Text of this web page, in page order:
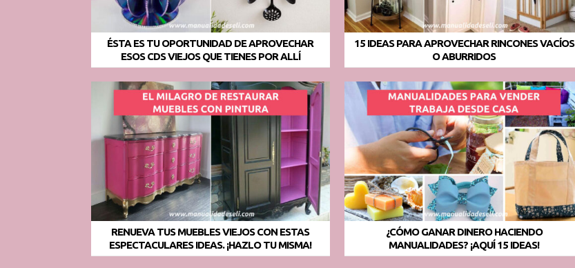
ÉSTA ES TU OPORTUNIDAD DE APROVECHAR
ESOS CDS VIEJOS QUE TIENES POR ALLÍ
15 IDEAS PARA APROVECHAR RINCONES VACÍOS
O ABURRIDOS
RENUEVA TUS MUEBLES VIEJOS CON ESTAS
ESPECTACULARES IDEAS. ¡HAZLO TU MISMA!
¿CÓMO GANAR DINERO HACIENDO
MANUALIDADES? ¡AQUÍ 15 IDEAS!